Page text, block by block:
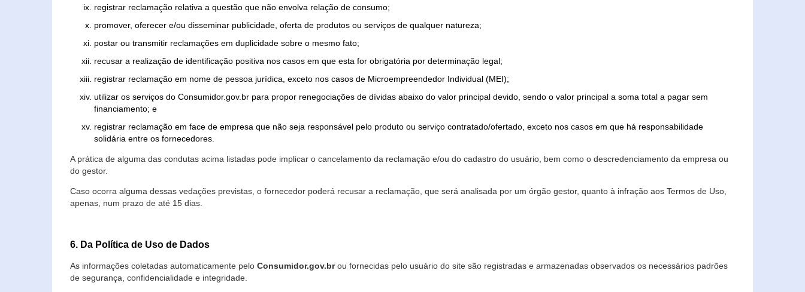
registrar reclamação relativa a questão que não envolva relação de consumo;
promover, oferecer e/ou disseminar publicidade, oferta de produtos ou serviços de qualquer natureza;
postar ou transmitir reclamações em duplicidade sobre o mesmo fato;
recusar a realização de identificação positiva nos casos em que esta for obrigatória por determinação legal;
registrar reclamação em nome de pessoa jurídica, exceto nos casos de Microempreendedor Individual (MEI);
utilizar os serviços do Consumidor.gov.br para propor renegociações de dívidas abaixo do valor principal devido, sendo o valor principal a soma total a pagar sem
financiamento; e
registrar reclamação em face de empresa que não seja responsável pelo produto ou serviço contratado/ofertado, exceto nos casos em que há responsabilidade
solidária entre os fornecedores.
A prática de alguma das condutas acima listadas pode implicar o cancelamento da reclamação e/ou do cadastro do usuário, bem como o descredenciamento da empresa ou
do gestor.
Caso ocorra alguma dessas vedações previstas, o fornecedor poderá recusar a reclamação, que será analisada por um órgão gestor, quanto à infração aos Termos de Uso,
apenas, num prazo de até 15 dias.
6. Da Política de Uso de Dados
As informações coletadas automaticamente pelo Consumidor.gov.brou fornecidas pelo usuário do site são registradas e armazenadas observados os necessários padrões
de segurança, confidencialidade e integridade.